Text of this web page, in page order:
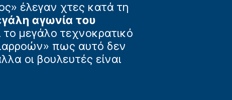
έλεγαν χτες κατά τη
αγωνία του
μεγάλο τεχνοκρατικό
πως αυτό δεν
οι βουλευτές είναι